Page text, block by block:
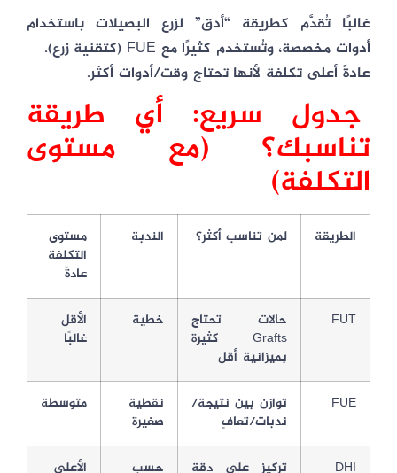
غالبًا تُقدَّم كطريقة “أدق” لزرع البصيلات باستخدام
أدوات مخصصة، وتُستخدم كثيرًا مع FUE (كتقنية زرع).
عادةً أعلى تكلفةلأنها تحتاج وقت/أدوات أكثر.
جدول سريع: أي طريقة
تناسبك؟ (مع مستوى
التكلفة)
الطريقة لمن تناسب أكثر؟ الندبة
مستوى
التكلفة
عادةً
FUT
حالات تحتاج
Grafts كثيرة
بميزانية أقل
خطية
الأقل
غالبًا
FUE
توازن بين نتيجة/
ندبات/تعافٍ
نقطية
صغيرة
متوسطة
DHI تركيز على دقة حسب الأعلى